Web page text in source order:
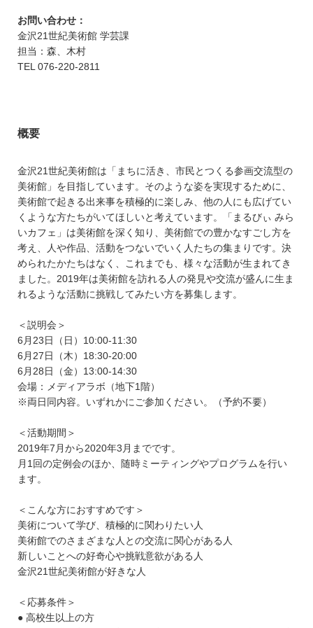
お問い合わせ：
金沢21世紀美術館 学芸課
担当：森、木村
TEL 076-220-2811
概要
金沢21世紀美術館は「まちに活き、市民とつくる参画交流型の
美術館」を目指しています。そのような姿を実現するために、
美術館で起きる出来事を積極的に楽しみ、他の人にも広げてい
くような方たちがいてほしいと考えています。「まるびぃ みら
いカフェ」は美術館を深く知り、美術館での豊かなすごし方を
考え、人や作品、活動をつないでいく人たちの集まりです。決
められたかたちはなく、これまでも、様々な活動が生まれてき
ました。2019年は美術館を訪れる人の発見や交流が盛んに生ま
れるような活動に挑戦してみたい方を募集します。
＜説明会＞
6月23日（日）10:00-11:30
6月27日（木）18:30-20:00
6月28日（金）13:00-14:30
会場：メディアラボ（地下1階）
※両日同内容。いずれかにご参加ください。（予約不要）
＜活動期間＞
2019年7月から2020年3月までです。
月1回の定例会のほか、随時ミーティングやプログラムを行い
ます。
＜こんな方におすすめです＞
美術について学び、積極的に関わりたい人
美術館でのさまざまな人との交流に関心がある人
新しいことへの好奇心や挑戦意欲がある人
金沢21世紀美術館が好きな人
＜応募条件＞
● 高校生以上の方